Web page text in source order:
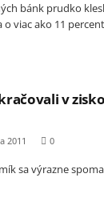
bánk prudko
viac ako 11
v
2011 0
sa výrazne